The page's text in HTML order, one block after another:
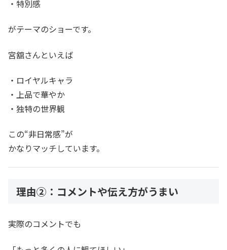
・特別感
がテーマのショーです。
宮舘さんといえば
・ロイヤルキャラ
・上品で華やか
・独特の世界観
この“非日常感”が
かなりマッチしています。
理由②：コメントや伝え方がうまい
実際のコメントでも